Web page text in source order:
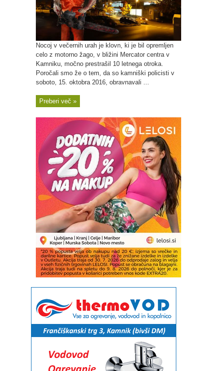
Nocoj v večernih urah je klovn, ki je bil opremljen
celo z motorno žago, v bližini Mercator centra v
Kamniku, močno prestrašil 10 letnega otroka.
Poročali smo že o tem, da so kamniški policisti v
soboto, 15. oktobra 2016, obravnavali ...
Preberi več »